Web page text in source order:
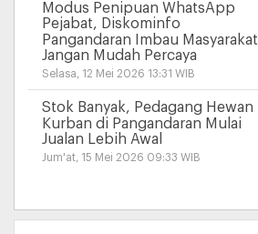
Modus Penipuan WhatsApp
Pejabat, Diskominfo
Pangandaran Imbau Masyarakat
Jangan Mudah Percaya
Selasa, 12 Mei 2026 13:31 WIB
Stok Banyak, Pedagang Hewan
Kurban di Pangandaran Mulai
Jualan Lebih Awal
Jum'at, 15 Mei 2026 09:33 WIB